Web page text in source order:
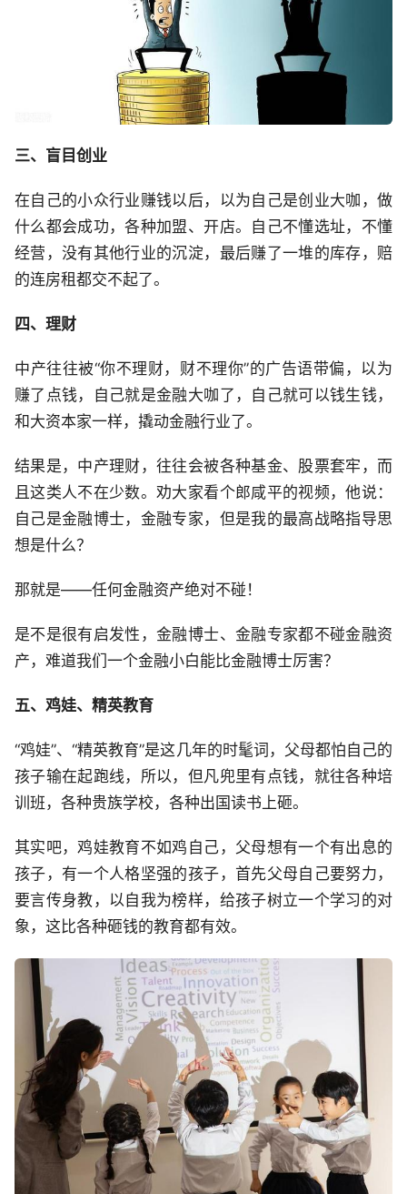
三、盲目创业
在自己的小众行业赚钱以后，以为自己是创业大咖，做
什么都会成功，各种加盟、开店。自己不懂选址，不懂
经营，没有其他行业的沉淀，最后赚了一堆的库存，赔
的连房租都交不起了。
四、理财
中产往往被“你不理财，财不理你”的广告语带偏，以为
赚了点钱，自己就是金融大咖了，自己就可以钱生钱，
和大资本家一样，撬动金融行业了。
结果是，中产理财，往往会被各种基金、股票套牢，而
且这类人不在少数。劝大家看个郎咸平的视频，他说：
自己是金融博士，金融专家，但是我的最高战略指导思
想是什么？
那就是——任何金融资产绝对不碰！
是不是很有启发性，金融博士、金融专家都不碰金融资
产，难道我们一个金融小白能比金融博士厉害？
五、鸡娃、精英教育
“鸡娃”、“精英教育”是这几年的时髦词，父母都怕自己的
孩子输在起跑线，所以，但凡兜里有点钱，就往各种培
训班，各种贵族学校，各种出国读书上砸。
其实吧，鸡娃教育不如鸡自己，父母想有一个有出息的
孩子，有一个人格坚强的孩子，首先父母自己要努力，
要言传身教，以自我为榜样，给孩子树立一个学习的对
象，这比各种砸钱的教育都有效。